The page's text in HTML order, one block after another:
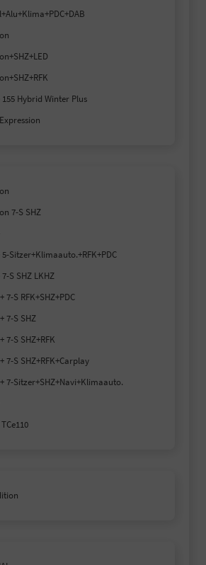
Hybrid Winter Plus
7-S SHZ
Sitzer+Klimaauto.+RFK+PDC
S SHZ LKHZ
7-S RFK+SHZ+PDC
7-S SHZ
7-S SHZ+RFK
7-S SHZ+RFK+Carplay
7-Sitzer+SHZ+Navi+Klimaauto.